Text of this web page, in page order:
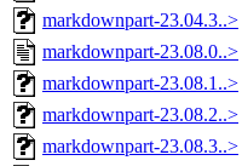
markdownpart-23.04.3..>
markdownpart-23.08.0..>
markdownpart-23.08.1..>
markdownpart-23.08.2..>
markdownpart-23.08.3..>